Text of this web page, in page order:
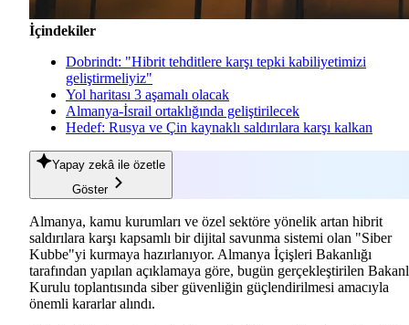
İçindekiler
Dobrindt: "Hibrit tehditlere karşı tepki kabiliyetimizi
geliştirmeliyiz"
Yol haritası 3 aşamalı olacak
Almanya-İsrail ortaklığında geliştirilecek
Hedef: Rusya ve Çin kaynaklı saldırılara karşı kalkan
Yapay zekâ ile özetle
Göster
Almanya, kamu kurumları ve özel sektöre yönelik artan hibrit
saldırılara karşı kapsamlı bir dijital savunma sistemi olan "Siber
Kubbe"yi kurmaya hazırlanıyor. Almanya İçişleri Bakanlığı
tarafından yapılan açıklamaya göre, bugün gerçekleştirilen
Kurulu toplantısında siber güvenliğin güçlendirilmesi amacıyla
önemli kararlar alındı.